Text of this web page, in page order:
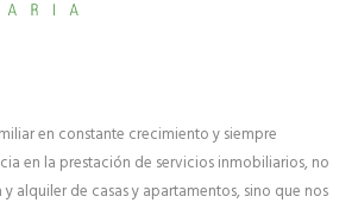
en constante crecimiento y siempre
en la prestación de servicios inmobiliarios, no
alquiler de casas y apartamentos, sino que nos